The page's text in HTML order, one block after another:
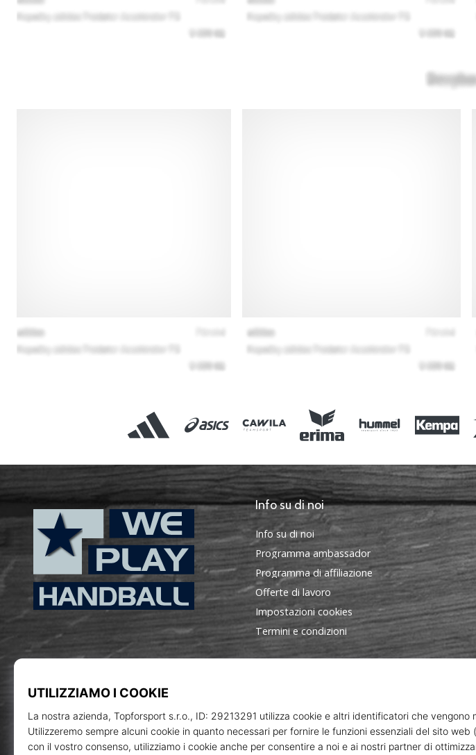
WePlayHandball.it
Info su di noi
Info su di noi
Programma ambassador
Programma di affiliazione
Offerte di lavoro
Impostazioni cookies
Termini e condizioni